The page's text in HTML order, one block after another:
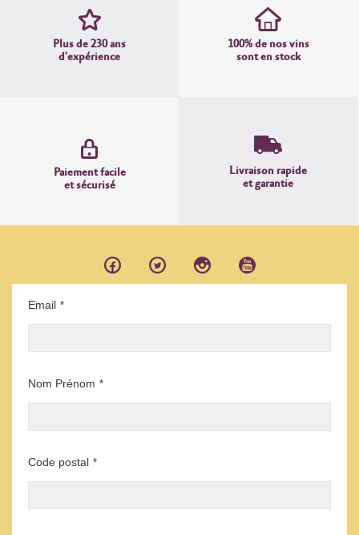
Plus de 230 ans
d'expérience
100% de nos vins
sont en stock
Paiement facile
et sécurisé
Livraison rapide
et garantie
Email *
Nom Prénom *
Code postal *